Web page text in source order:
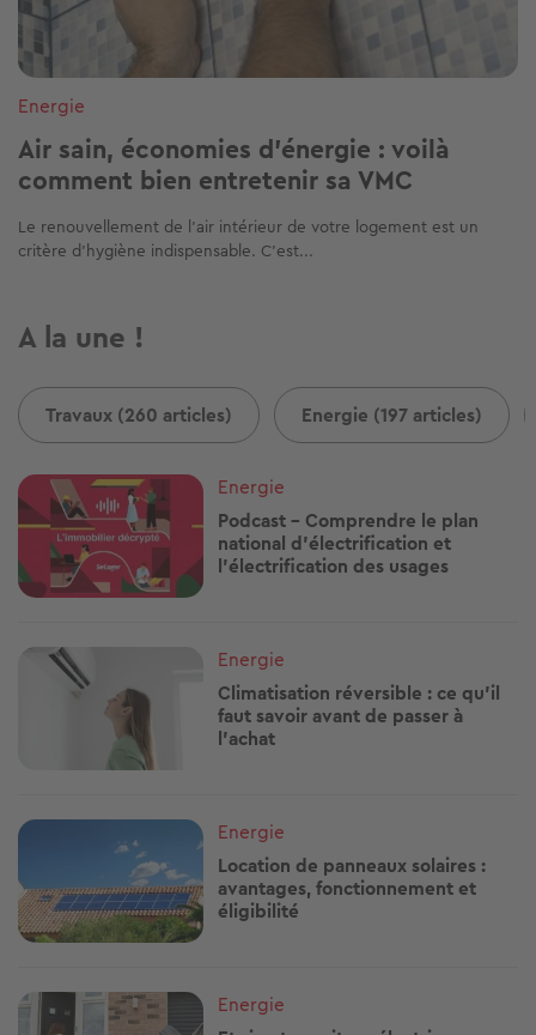
Energie
Air sain, économies d'énergie : voilà
comment bien entretenir sa VMC
Le renouvellement de l'air intérieur de votre logement est un
critère d'hygiène indispensable. C'est...
A la une !
Travaux (260 articles) Energie (197 articles)
Image
Energie
Podcast - Comprendre le plan
national d’électrification et
l'électrification des usages
Image
Energie
Climatisation réversible : ce qu'il
faut savoir avant de passer à
l'achat
Image
Energie
Location de panneaux solaires :
avantages, fonctionnement et
éligibilité
Image
Energie